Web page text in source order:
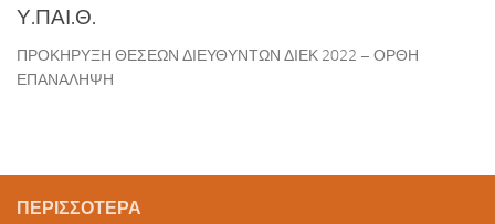
Υ.ΠΑΙ.Θ.
ΠΡΟΚΗΡΥΞΗ ΘΕΣΕΩΝ ΔΙΕΥΘΥΝΤΩΝ ΔΙΕΚ 2022 – ΟΡΘΗ
ΕΠΑΝΑΛΗΨΗ
ΠΕΡΙΣΣΌΤΕΡΑ